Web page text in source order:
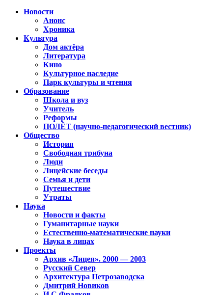
Новости
Анонс
Хроника
Культура
Дом актёра
Литература
Кино
Культурное наследие
Парк культуры и чтения
Образование
Школа и вуз
Учитель
Реформы
ПОЛЁТ (научно-педагогический вестник)
Общество
История
Свободная трибуна
Люди
Лицейские беседы
Семья и дети
Путешествие
Утраты
Наука
Новости и факты
Гуманитарные науки
Естественно-математические науки
Наука в лицах
Проекты
Архив «Лицея». 2000 — 2003
Русский Север
Архитектура Петрозаводска
Дмитрий Новиков